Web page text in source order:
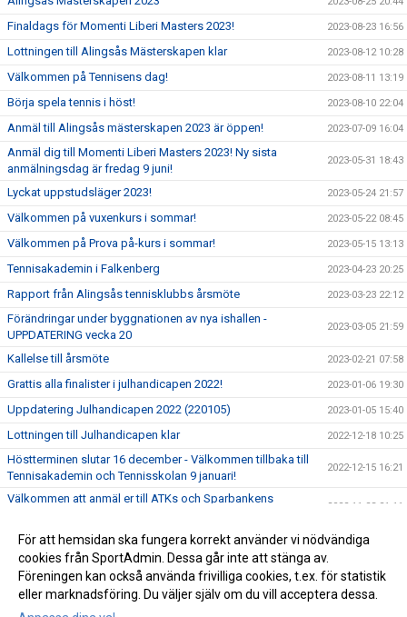
Finaldags för Momenti Liberi Masters 2023! 2023-08-23 16:56
Lottningen till Alingsås Mästerskapen klar 2023-08-12 10:28
Välkommen på Tennisens dag! 2023-08-11 13:19
Börja spela tennis i höst! 2023-08-10 22:04
Anmäl till Alingsås mästerskapen 2023 är öppen! 2023-07-09 16:04
Anmäl dig till Momenti Liberi Masters 2023! Ny sista
anmälningsdag är fredag 9 juni!
2023-05-31 18:43
Lyckat uppstudsläger 2023! 2023-05-24 21:57
Välkommen på vuxenkurs i sommar! 2023-05-22 08:45
Välkommen på Prova på-kurs i sommar! 2023-05-15 13:13
Tennisakademin i Falkenberg 2023-04-23 20:25
Rapport från Alingsås tennisklubbs årsmöte 2023-03-23 22:12
Förändringar under byggnationen av nya ishallen -
UPPDATERING vecka 20
2023-03-05 21:59
Kallelse till årsmöte 2023-02-21 07:58
Grattis alla finalister i julhandicapen 2022! 2023-01-06 19:30
Uppdatering Julhandicapen 2022 (220105) 2023-01-05 15:40
Lottningen till Julhandicapen klar 2022-12-18 10:25
Höstterminen slutar 16 december - Välkommen tillbaka till
Tennisakademin och Tennisskolan 9 januari!
2022-12-15 16:21
Välkommen att anmäl er till ATKs och Sparbankens
2022-11-23 21:11
Anmäl er till lagserien 22/23 2022-11-22 21:07
Välkommen till ATKs nya hemsida! 2022-11-22 15:06
För att hemsidan ska fungera korrekt använder vi nödvändiga
cookies från SportAdmin. Dessa går inte att stänga av.
Föreningen kan också använda frivilliga cookies, t.ex. för statistik
eller marknadsföring. Du väljer själv om du vill acceptera dessa.